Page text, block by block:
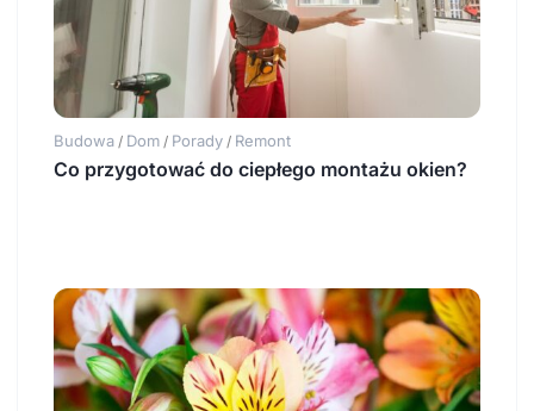
Budowa / Dom / Porady / Remont
Co przygotować do ciepłego montażu okien?